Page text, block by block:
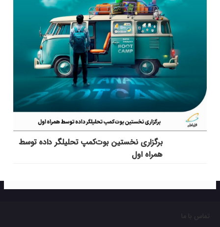
برگزاری نخستین بوت‌کمپ تحلیلگر داده توسط
همراه اول
تماس با ما